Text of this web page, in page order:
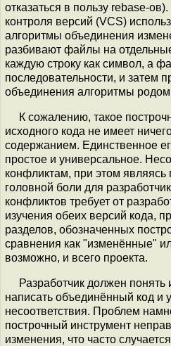
отказаться в пользу rebase-
контроля версий (VCS)
алгоритмы объединения
разбивают файлы на
каждую строку как символ, а
последовательности, и затем
объединения алгоритмы
К сожалению, такое
исходного кода не имеет
содержанием. Единственное
простое и универсальное.
конфликтам, при этом
головной боли для
конфликтов требует от
изучения обеих версий кода,
разделов, обозначенных
сравнения как "изменённые"
возможно, и всего проекта.
Разработчик должен
написать объединённый код и
несоответствия. Проблем
построчный инструмент
изменения, что часто